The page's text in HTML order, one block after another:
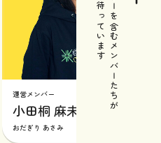
運営メンバー
小田桐 麻未
おだぎり あさみ